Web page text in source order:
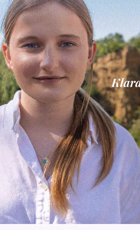
Figline Incisa Valdarno 1
Piscina di Figline
Pnrr, il gruppo di
ringraziamento al
Cronaca 3 Agosto 2026
Scomparso da una
Fiorentino l’uomo che
Levane nel 2020
Cronaca 4 Agosto 2026
Un anno fa la strage in
Gianni, Giulia e
processo, lo stop ai